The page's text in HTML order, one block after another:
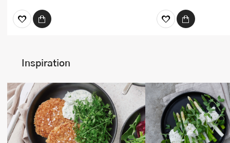
Inspiration